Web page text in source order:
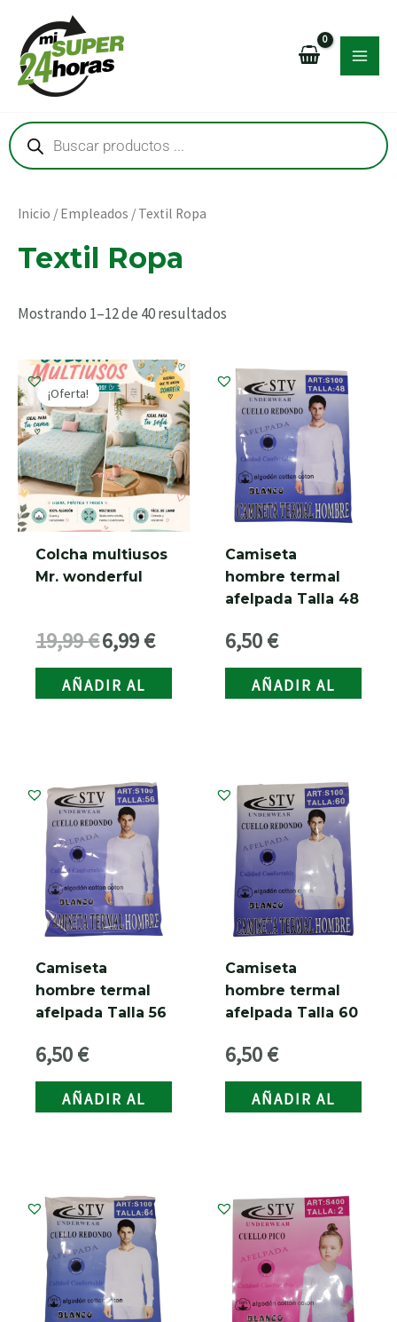
contenido
Búsqueda
de
productos
Inicio / Empleados / Textil Ropa
Textil Ropa
Mostrando 1–12 de 40 resultados
¡Oferta!
Colcha multiusos
Mr. wonderful
19,99€
El
precio
original
era:
19,99 €.
6,99€
El
precio
actual
es:
6,99 €.
AÑADIR AL
CARRITO
Camiseta
hombre termal
afelpada Talla 48
6,50€
AÑADIR AL
CARRITO
Camiseta
hombre termal
afelpada Talla 56
6,50€
AÑADIR AL
CARRITO
Camiseta
hombre termal
afelpada Talla 60
6,50€
AÑADIR AL
CARRITO